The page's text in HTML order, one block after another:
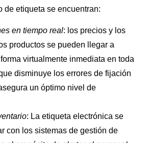
de etiqueta se encuentran:
en tiempo real: los precios y los
productos se pueden llegar a
virtualmente inmediata en toda
disminuye los errores de fijación
un óptimo nivel de
: La etiqueta electrónica se
con los sistemas de gestión de